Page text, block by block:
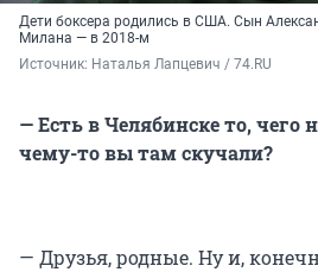
Дети боксера родились в США. Сын
Милана — в 2018-м
Источник: Наталья Лапцевич / 74.RU
— Есть в Челябинске то, чего
чему-то вы там скучали?
— Друзья, родные. Ну и,